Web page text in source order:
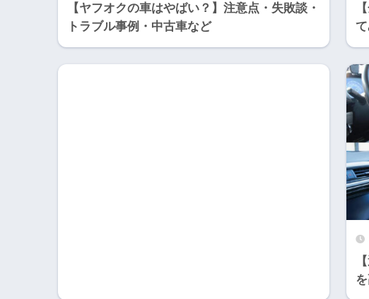
【ヤフオクの車はやばい？】注意点・失敗談・
トラブル事例・中古車など